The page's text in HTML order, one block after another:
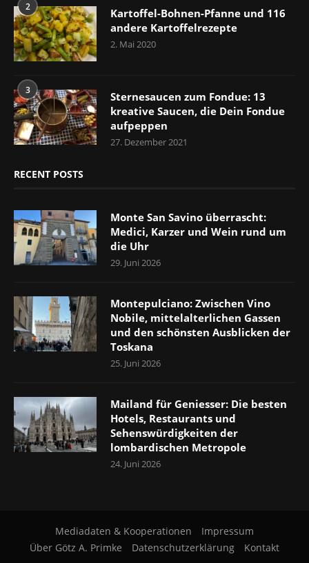
2
Kartoffel-Bohnen-Pfanne und 116
andere Kartoffelrezepte
2. Mai 2020
3
Sternesaucen zum Fondue: 13
kreative Saucen, die Dein Fondue
aufpeppen
27. Dezember 2021
RECENT POSTS
Monte San Savino überrascht:
Medici, Karzer und Wein rund um
die Uhr
29. Juni 2026
Montepulciano: Zwischen Vino
Nobile, mittelalterlichen Gassen
und den schönsten Ausblicken der
Toskana
25. Juni 2026
Mailand für Geniesser: Die besten
Hotels, Restaurants und
Sehenswürdigkeiten der
lombardischen Metropole
24. Juni 2026
Mediadaten & Kooperationen
Impressum
Über Götz A. Primke
Datenschutzerklärung Kontakt